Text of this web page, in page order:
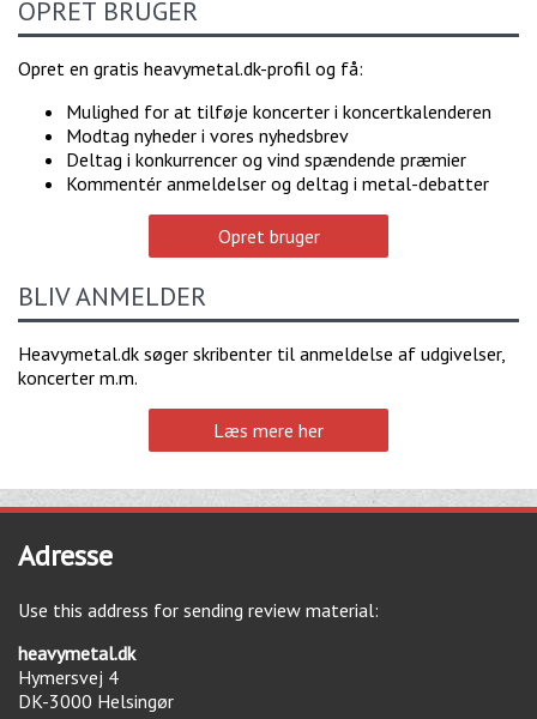
OPRET BRUGER
Opret en gratis heavymetal.dk-profil og få:
Mulighed for at tilføje koncerter i koncertkalenderen
Modtag nyheder i vores nyhedsbrev
Deltag i konkurrencer og vind spændende præmier
Kommentér anmeldelser og deltag i metal-debatter
Opret bruger
BLIV ANMELDER
Heavymetal.dk søger skribenter til anmeldelse af udgivelser,
koncerter m.m.
Læs mere her
Adresse
Use this address for sending review material:
heavymetal.dk
Hymersvej 4
DK-3000 Helsingør